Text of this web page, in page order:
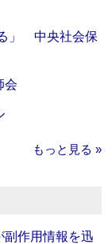
」 中央社会保
会
もっと見る »
副作用情報を迅